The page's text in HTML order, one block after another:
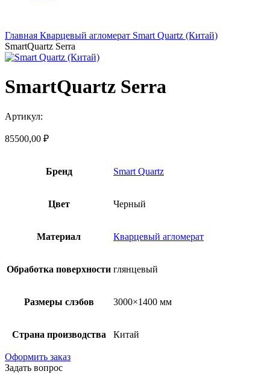
Главная Кварцевый агломерат Smart Quartz (Китай)
SmartQuartz Serra
SmartQuartz Serra
Артикул:
85500,00 ₽
Бренд Smart Quartz
Цвет Черный
Материал Кварцевый агломерат
Обработка поверхности глянцевый
Размеры слэбов 3000×1400 мм
Страна производства Китай
Оформить заказ
Задать вопрос